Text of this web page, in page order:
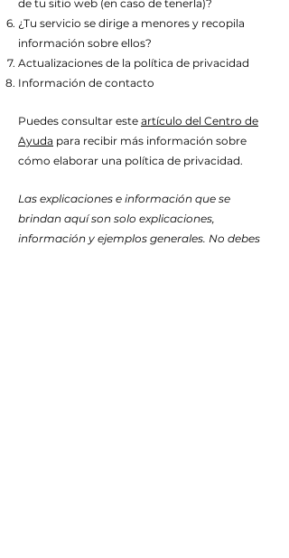
de tu sitio web (en caso de tenerla)?
¿Tu servicio se dirige a menores y recopila
información sobre ellos?
Actualizaciones de la política de privacidad
Información de contacto
Puedes consultar este artículo del Centro de
Ayuda para recibir más información sobre
cómo elaborar una política de privacidad.
Las explicaciones e información que se
brindan aquí son solo explicaciones,
información y ejemplos generales. No debes